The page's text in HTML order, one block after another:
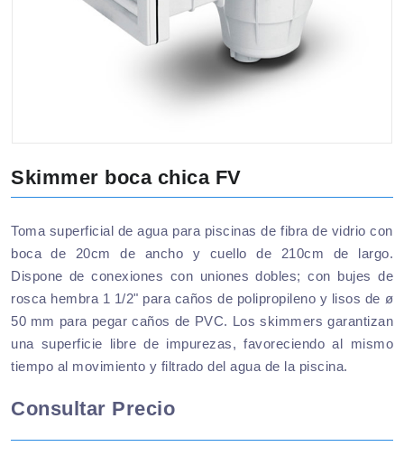
Skimmer boca chica FV
Toma superficial de agua para piscinas de fibra de vidrio con
boca de 20cm de ancho y cuello de 210cm de largo.
Dispone de conexiones con uniones dobles; con bujes de
rosca hembra 1 1/2" para caños de polipropileno y lisos de ø
50 mm para pegar caños de PVC. Los skimmers garantizan
una superficie libre de impurezas, favoreciendo al mismo
tiempo al movimiento y filtrado del agua de la piscina.
Consultar Precio